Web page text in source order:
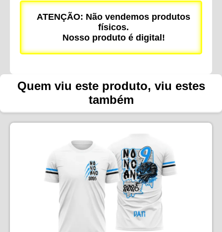
ATENÇÃO: Não vendemos produtos
físicos.
Nosso produto é digital!
Quem viu este produto, viu estes
também